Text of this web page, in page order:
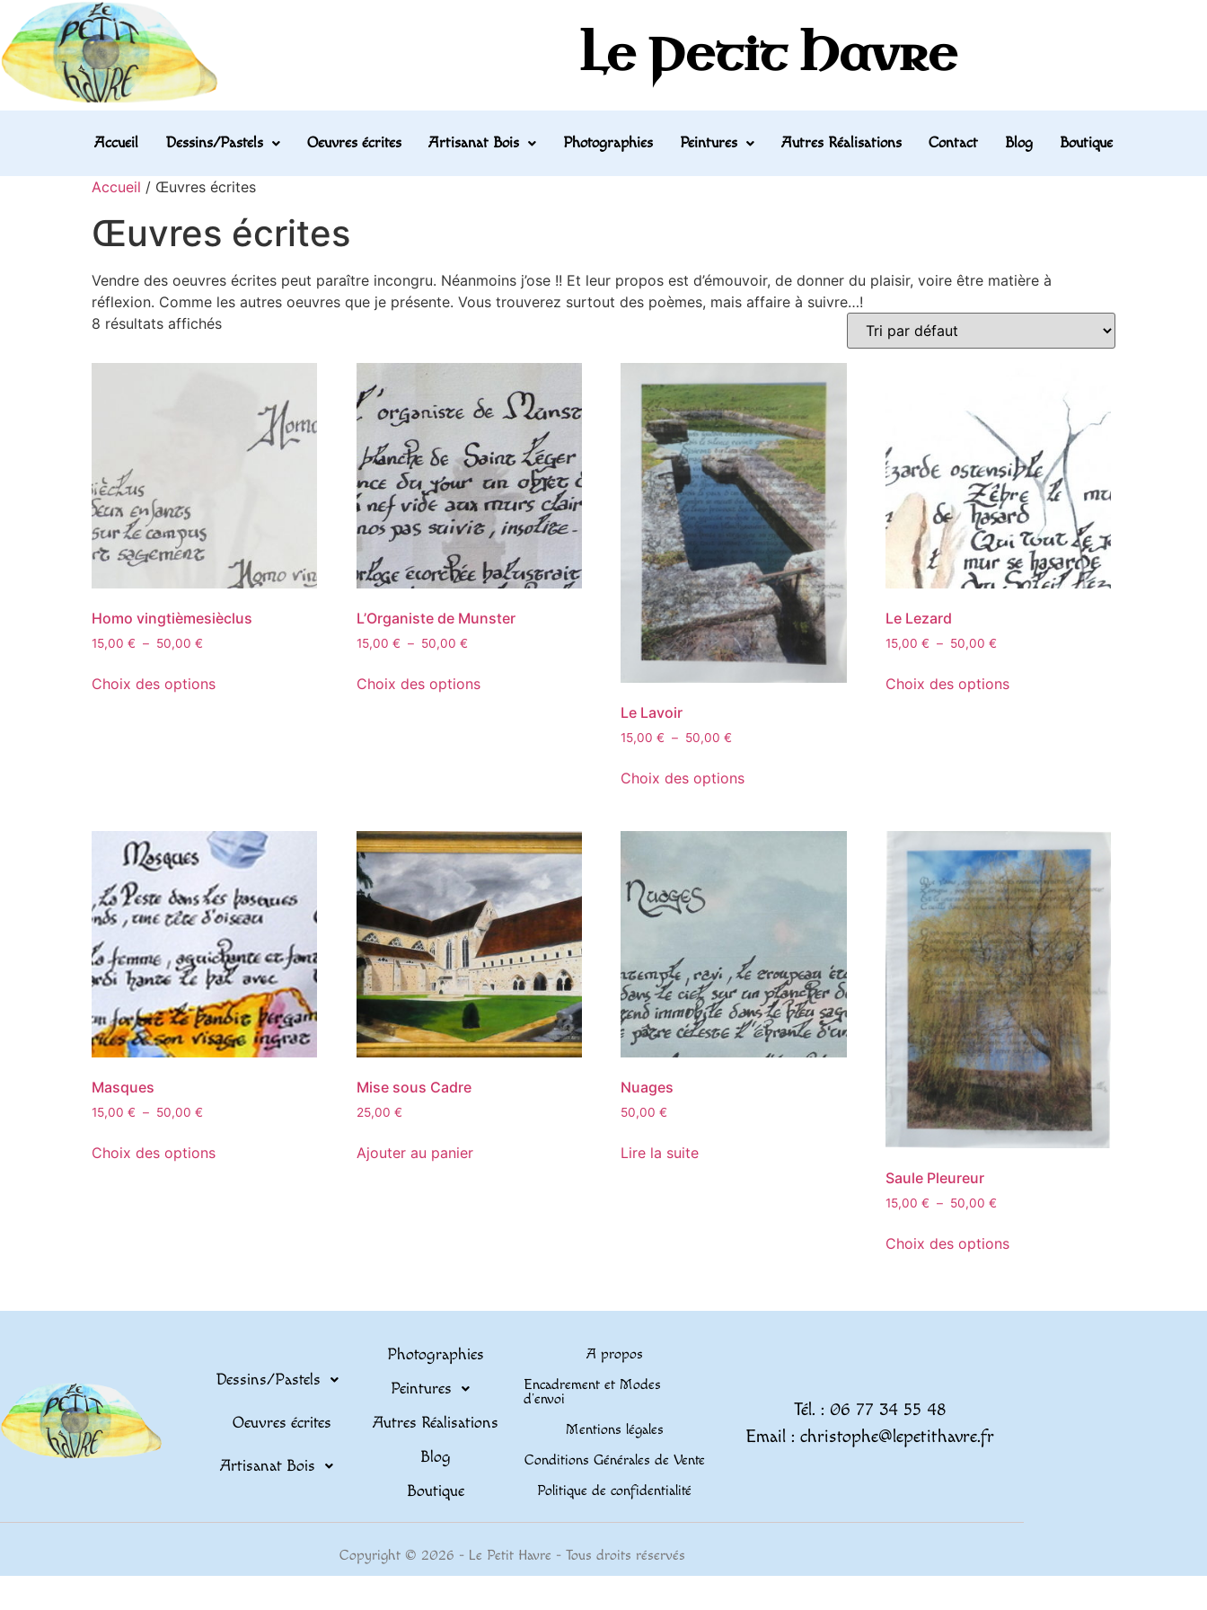
Le Petit Havre
Accueil Dessins/Pastels Oeuvres écrites Artisanat Bois Photographies Peintures Autres Réalisations Contact Blog Boutique
Accueil / Œuvres écrites
Œuvres écrites
Vendre des oeuvres écrites peut paraître incongru. Néanmoins j’ose !! Et leur propos est d’émouvoir, de donner du plaisir, voire être matière à
réflexion. Comme les autres oeuvres que je présente. Vous trouverez surtout des poèmes, mais affaire à suivre…!
8 résultats affichés
Homo vingtièmesièclus
15,00 € – 50,00 €
Choix des options
L’Organiste de Munster
15,00 € – 50,00 €
Choix des options
Le Lavoir
15,00€ – 50,00€
Choix des options
Le Lezard
15,00€ – 50,00€
Choix des options
Masques
15,00 € – 50,00 €
Choix des options
Mise sous Cadre
25,00 €
Ajouter au panier
Nuages
50,00€
Lire la suite
Saule Pleureur
15,00€ – 50,00€
Choix des options
Dessins/Pastels
Oeuvres écrites
Artisanat Bois
Photographies
Peintures
Autres Réalisations
Blog
Boutique
A propos
Encadrement et Modes
d’envoi
Mentions légales
Conditions Générales de Vente
Politique de confidentialité
Tél. : 06 77 34 55 48
Email : christophe@lepetithavre.fr
Copyright © 2026 - Le Petit Havre - Tous droits réservés